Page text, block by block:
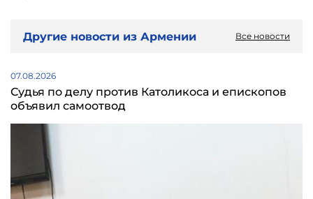
Другие новости из Армении Все новости
07.08.2026
Судья по делу против Католикоса и епископов
объявил самоотвод